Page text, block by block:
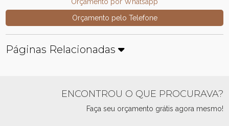
Orçamento por Whatsapp
Orçamento pelo Telefone
Páginas Relacionadas
ENCONTROU O QUE PROCURAVA?
Faça seu orçamento grátis agora mesmo!